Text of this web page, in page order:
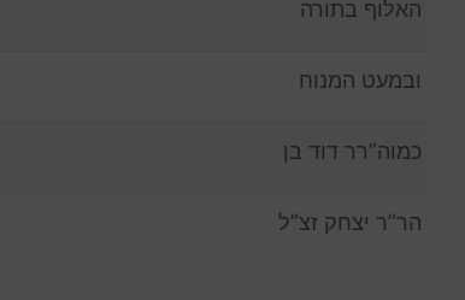
האלוף בתורה
ובמעט המנוח
כמוה”רר דוד בן
הר”ר יצחק זצ”ל